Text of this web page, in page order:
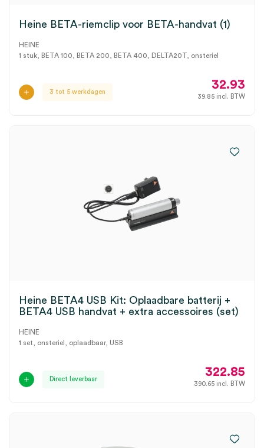
Heine BETA-riemclip voor BETA-handvat (1)
HEINE
1 stuk, BETA 100, BETA 200, BETA 400, DELTA20T, onsteriel
3 tot 5 werkdagen
32.93
39.85 incl. BTW
Heine BETA4 USB Kit: Oplaadbare batterij +
BETA4 USB handvat + extra accessoires (set)
HEINE
1 set, onsteriel, oplaadbaar, USB
Direct leverbaar
322.85
390.65 incl. BTW